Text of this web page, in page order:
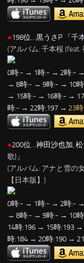
●198位…黒うさP 「千
(アルバム: 千本桜 (feat.
0時:- → 1時:- → 2時:-
→ 8時:- → 9時:- → 10
→ 15時:- → 16時:- →
時:- → 22時:197 → 23
●200位…神田沙也加, 松
歌) 」
(アルバム: アナと雪の
【日本版】)
0時:- → 1時:- → 2時:-
→ 8時:- → 9時:- → 10
14時:196 → 15時:193
時:184 → 20時:190 →